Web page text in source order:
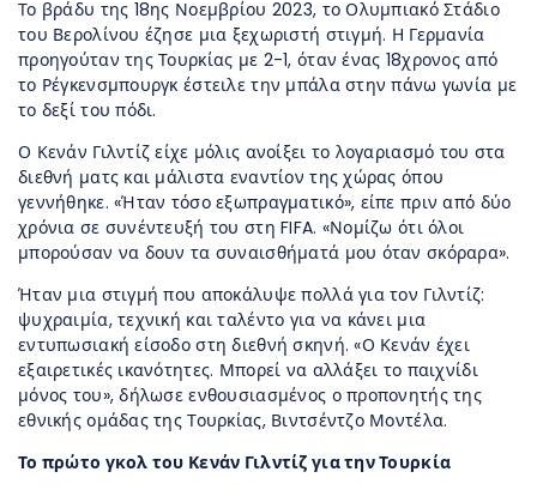
Το βράδυ της 18ης Νοεμβρίου 2023, το Ολυμπιακό Στάδιο
του Βερολίνου έζησε μια ξεχωριστή στιγμή. Η Γερμανία
προηγούταν της Τουρκίας με 2-1, όταν ένας 18χρονος από
το Ρέγκενσμπουργκ έστειλε την μπάλα στην πάνω γωνία με
το δεξί του πόδι.
Ο Κενάν Γιλντίζ είχε μόλις ανοίξει το λογαριασμό του στα
διεθνή ματς και μάλιστα εναντίον της χώρας όπου
γεννήθηκε. «Ήταν τόσο εξωπραγματικό», είπε πριν από δύο
χρόνια σε συνέντευξή του στη FIFA. «Νομίζω ότι όλοι
μπορούσαν να δουν τα συναισθήματά μου όταν σκόραρα».
Ήταν μια στιγμή που αποκάλυψε πολλά για τον Γιλντίζ:
ψυχραιμία, τεχνική και ταλέντο για να κάνει μια
εντυπωσιακή είσοδο στη διεθνή σκηνή. «Ο Κενάν έχει
εξαιρετικές ικανότητες. Μπορεί να αλλάξει το παιχνίδι
μόνος του», δήλωσε ενθουσιασμένος ο προπονητής της
εθνικής ομάδας της Τουρκίας, Βιντσέντζο Μοντέλα.
Το πρώτο γκολ του Κενάν Γιλντίζ για την Τουρκία